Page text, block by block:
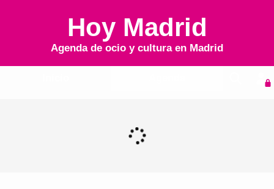
Hoy Madrid
Agenda de ocio y cultura en Madrid